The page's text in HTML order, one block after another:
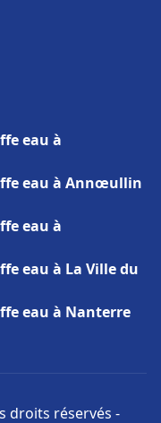
eau à
eau à Annœullin
eau à
eau à La Ville du
eau à Nanterre
droits réservés -